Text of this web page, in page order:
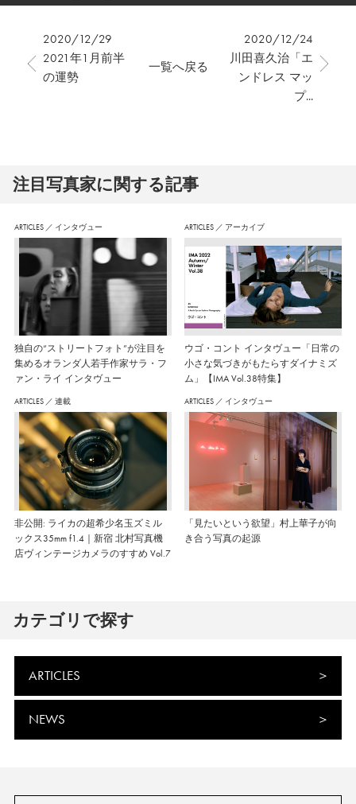
2020/12/29
2021年1月前半
の運勢
2020/12/24
川田喜久治「エ
ンドレス マッ
プ...
一覧へ戻る
注⽬写真家に関する記事
ARTICLES ／ インタヴュー
独自の“ストリートフォト”が注目を
集めるオランダ人若手作家サラ・フ
ァン・ライ インタヴュー
ARTICLES ／ アーカイブ
ウゴ・コント インタヴュー「日常の
小さな気づきがもたらすダイナミズ
ム」【IMA Vol.38特集】
ARTICLES ／ 連載
非公開: ライカの超希少名玉ズミル
ックス35mm f1.4｜新宿 北村写真機
店ヴィンテージカメラのすすめ Vol.7
ARTICLES ／ インタヴュー
「見たいという欲望」村上華子が向
き合う写真の起源
カテゴリで探す
ARTICLES
NEWS